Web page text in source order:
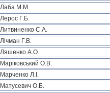
Лаба М.М.
Лерос Г.Б.
Литвиненко С.А.
Лічман Г.В.
Ляшенко А.О.
Маріковський О.В.
Марченко Л.І.
Матусевич О.Б.